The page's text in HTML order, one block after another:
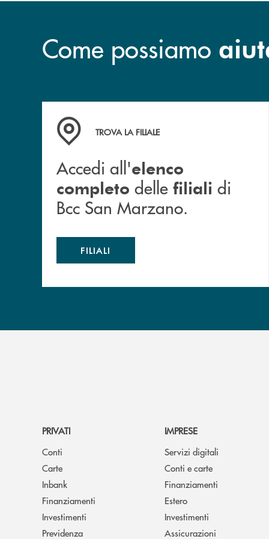
Come possiamo
Accedi all' elenco completo delle filiali di Bcc
TROVA LA FILIALE
Accedi all'elenco
completo delle filiali di
Bcc San Marzano.
FILIALI
PRIVATI
Conti
Carte
Inbank
Finanziamenti
Investimenti
Previdenza
IMPRESE
Servizi digitali
Conti e carte
Finanziamenti
Estero
Investimenti
Assicurazioni